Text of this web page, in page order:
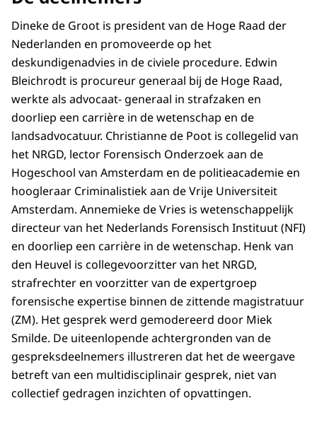
Dineke de Groot is president van de Hoge Raad der
Nederlanden en promoveerde op het
deskundigenadvies in de civiele procedure. Edwin
Bleichrodt is procureur generaal bij de Hoge Raad,
werkte als advocaat- generaal in strafzaken en
doorliep een carrière in de wetenschap en de
landsadvocatuur. Christianne de Poot is collegelid van
het NRGD, lector Forensisch Onderzoek aan de
Hogeschool van Amsterdam en de politieacademie en
hoogleraar Criminalistiek aan de Vrije Universiteit
Amsterdam. Annemieke de Vries is wetenschappelijk
directeur van het Nederlands Forensisch Instituut (NFI)
en doorliep een carrière in de wetenschap. Henk van
den Heuvel is collegevoorzitter van het NRGD,
strafrechter en voorzitter van de expertgroep
forensische expertise binnen de zittende magistratuur
(ZM). Het gesprek werd gemodereerd door Miek
Smilde. De uiteenlopende achtergronden van de
gespreksdeelnemers illustreren dat het de weergave
betreft van een multidisciplinair gesprek, niet van
collectief gedragen inzichten of opvattingen.